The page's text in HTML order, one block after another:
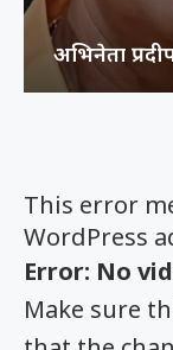
This error
WordPress
Error: No
Make sure
अभिनेता